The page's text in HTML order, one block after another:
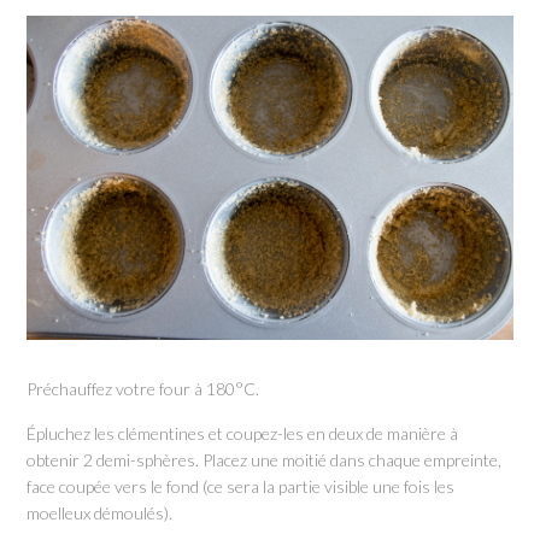
Préchauffez votre four à 180°C.
Épluchez les clémentines et coupez-les en deux de manière à
obtenir 2 demi-sphères. Placez une moitié dans chaque empreinte,
face coupée vers le fond (ce sera la partie visible une fois les
moelleux démoulés).